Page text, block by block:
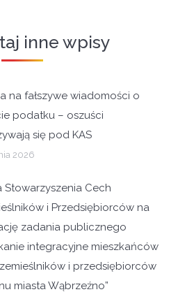
inne wpisy
na fałszywe wiadomości o
podatku – oszuści
się pod KAS
2026
Stowarzyszenia Cech
i Przedsiębiorców na
zadania publicznego
integracyjne mieszkańców
i przedsiębiorców
miasta Wąbrzeźno”